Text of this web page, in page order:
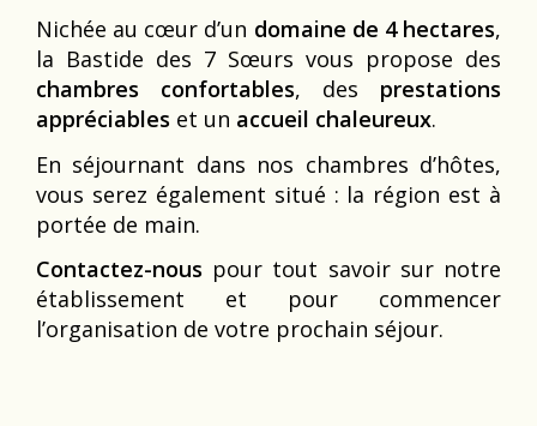
Nichée au cœur d’un domaine de 4 hectares,
la Bastide des 7 Sœurs vous propose des
chambres confortables, des prestations
appréciables et un accueil chaleureux.
En séjournant dans nos chambres d’hôtes,
vous serez également situé : la région est à
portée de main.
Contactez-nous pour tout savoir sur notre
établissement et pour commencer
l’organisation de votre prochain séjour.